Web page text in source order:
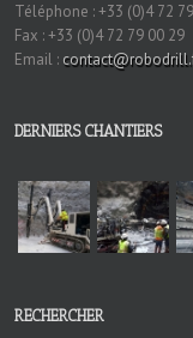
Téléphone : +33 (0)4 72
Fax : +33 (0)4 72 79 00 29
Email :
DERNIERS CHANTIERS
RECHERCHER